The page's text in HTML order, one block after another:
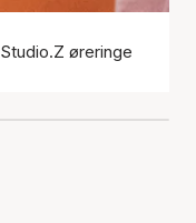
Studio.Z øreringe